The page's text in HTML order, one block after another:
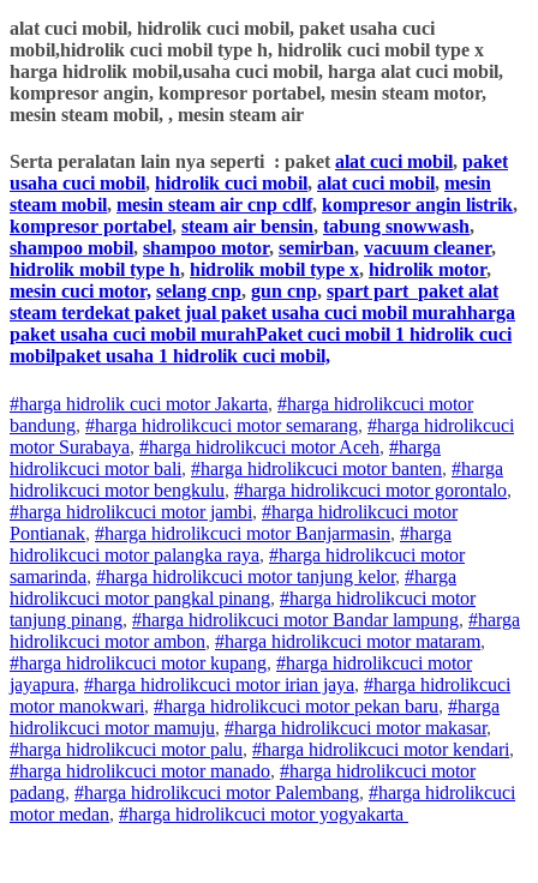
alat cuci mobil, hidrolik cuci mobil, paket usaha cuci
mobil,hidrolik cuci mobil type h, hidrolik cuci mobil type x
harga hidrolik mobil,usaha cuci mobil, harga alat cuci mobil,
kompresor angin, kompresor portabel, mesin steam motor,
mesin steam mobil, , mesin steam air
Serta peralatan lain nya seperti : paket alat cuci mobil, paket
usaha cuci mobil, hidrolik cuci mobil, alat cuci mobil, mesin
steam mobil, mesin steam air cnp cdlf, kompresor angin listrik,
kompresor portabel, steam air bensin, tabung snowwash,
shampoo mobil, shampoo motor, semirban, vacuum cleaner,
hidrolik mobil type h, hidrolik mobil type x, hidrolik motor,
mesin cuci motor, selang cnp, gun cnp, spart part paket alat
steam terdekat paket jual paket usaha cuci mobil murahharga
paket usaha cuci mobil murahPaket cuci mobil 1 hidrolik cuci
mobilpaket usaha 1 hidrolik cuci mobil,
#harga hidrolik cuci motor Jakarta, #harga hidrolikcuci motor
bandung, #harga hidrolikcuci motorsemarang, #harga hidrolikcuci
motorSurabaya, #harga hidrolikcuci motorAceh, #harga
hidrolikcuci motorbali, #harga hidrolikcuci motorbanten, #harga
hidrolikcuci motorbengkulu, #harga hidrolikcuci motorgorontalo,
#harga hidrolikcuci motorjambi, #harga hidrolikcuci motor
Pontianak, #harga hidrolikcuci motorBanjarmasin, #harga
hidrolikcuci motorpalangka raya, #harga hidrolikcuci motor
samarinda, #harga hidrolikcuci motortanjung kelor, #harga
hidrolikcuci motorpangkal pinang, #harga hidrolikcuci motor
tanjung pinang, #harga hidrolikcuci motorBandar lampung, #harga
hidrolikcuci motorambon, #harga hidrolikcuci motormataram,
#harga hidrolikcuci motorkupang, #harga hidrolikcuci motor
jayapura, #harga hidrolikcuci motoririan jaya, #harga hidrolikcuci
motormanokwari, #harga hidrolikcuci motorpekan baru, #harga
hidrolikcuci motormamuju, #harga hidrolikcuci motormakasar,
#harga hidrolikcuci motorpalu, #harga hidrolikcuci motorkendari,
#harga hidrolikcuci motormanado, #harga hidrolikcuci motor
padang, #harga hidrolikcuci motorPalembang, #harga hidrolikcuci
motormedan, #harga hidrolikcuci motoryogyakarta